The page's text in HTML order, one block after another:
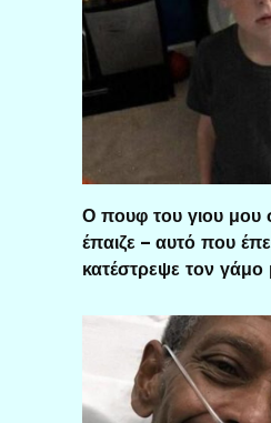
Ο πουφ του γιου μου
έπαιζε – αυτό που
κατέστρεψε τον γάμο